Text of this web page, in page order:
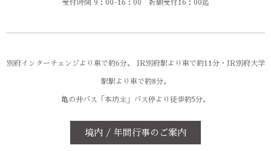
受付時間 9：00-16：00 祈願受付16：00迄
別府インターチェンジより車で約6分。 JR別府駅より車で約11分・JR別府大学
駅駅より車で約8分。
亀の井バス「本坊主」バス停より徒歩約5分。
境内 / 年間行事のご案内